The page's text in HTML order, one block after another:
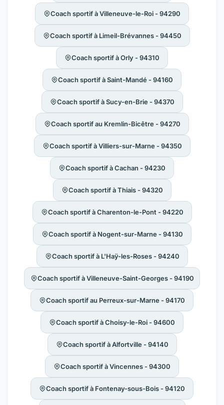
Coach sportif à Villeneuve-le-Roi - 94290
Coach sportif à Limeil-Brévannes - 94450
Coach sportif à Orly - 94310
Coach sportif à Saint-Mandé - 94160
Coach sportif à Sucy-en-Brie - 94370
Coach sportif au Kremlin-Bicêtre - 94270
Coach sportif à Villiers-sur-Marne - 94350
Coach sportif à Cachan - 94230
Coach sportif à Thiais - 94320
Coach sportif à Charenton-le-Pont - 94220
Coach sportif à Nogent-sur-Marne - 94130
Coach sportif à L'Haÿ-les-Roses - 94240
Coach sportif à Villeneuve-Saint-Georges - 94190
Coach sportif au Perreux-sur-Marne - 94170
Coach sportif à Choisy-le-Roi - 94600
Coach sportif à Alfortville - 94140
Coach sportif à Vincennes - 94300
Coach sportif à Fontenay-sous-Bois - 94120